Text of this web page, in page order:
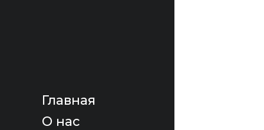
О нас
Главная